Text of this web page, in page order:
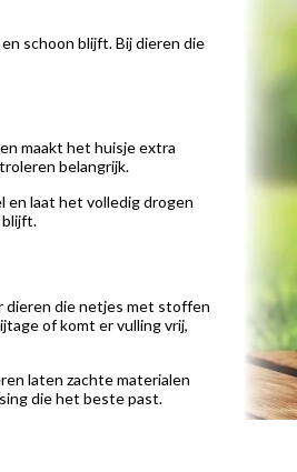
schoon blijft. Bij dieren die
maakt het huisje extra
belangrijk.
en laat het volledig drogen
blijft.
dieren die netjes met stoffen
of komt er vulling vrij,
laten zachte materialen
die het beste past.